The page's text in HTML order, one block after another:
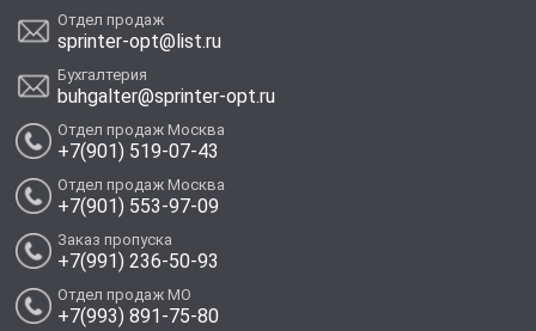
Отдел продаж
sprinter-opt@list.ru
Бухгалтерия
buhgalter@sprinter-opt.ru
Отдел продаж Москва
+7(901) 519-07-43
Отдел продаж Москва
+7(901) 553-97-09
Заказ пропуска
+7(991) 236-50-93
Отдел продаж МО
+7(993) 891-75-80